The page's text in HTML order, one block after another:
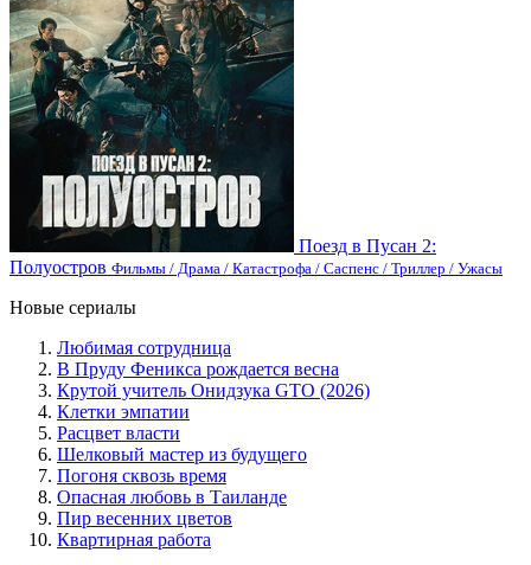
Поезд в Пусан 2:
Полуостров Фильмы / Драма / Катастрофа / Саспенс / Триллер / Ужасы
Новые сериалы
Любимая сотрудница
В Пруду Феникса рождается весна
Крутой учитель Онидзука GTO (2026)
Клетки эмпатии
Расцвет власти
Шелковый мастер из будущего
Погоня сквозь время
Опасная любовь в Таиланде
Пир весенних цветов
Квартирная работа